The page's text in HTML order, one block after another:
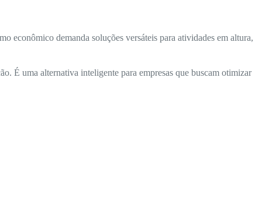
econômico demanda soluções versáteis para atividades em altura,
É uma alternativa inteligente para empresas que buscam otimizar